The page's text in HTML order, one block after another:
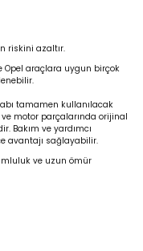
riskini azaltır.
Opel araçlara uygun birçok
tamamen kullanılacak
motor parçalarında orijinal
Bakım ve yardımcı
avantajı sağlayabilir.
ve uzun ömür